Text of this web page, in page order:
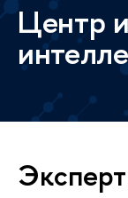
Центр